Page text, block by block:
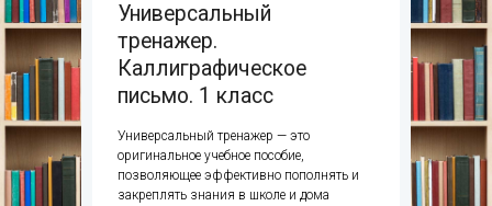
Универсальный
тренажер.
Каллиграфическое
письмо. 1 класс
Универсальный тренажер — это
оригинальное учебное пособие,
позволяющее эффективно пополнять и
закреплять знания в школе и дома